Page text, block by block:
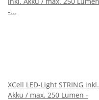
XCell LED-Light STRING inkl.
Akku / max. 250 Lumen -